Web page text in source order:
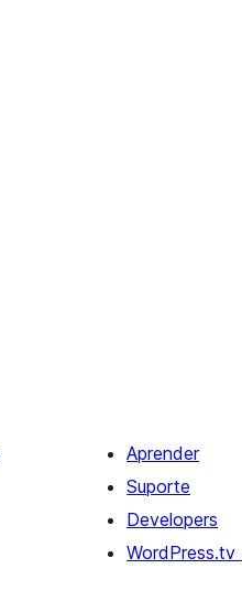
Aprender
Suporte
Developers
WordPress.tv